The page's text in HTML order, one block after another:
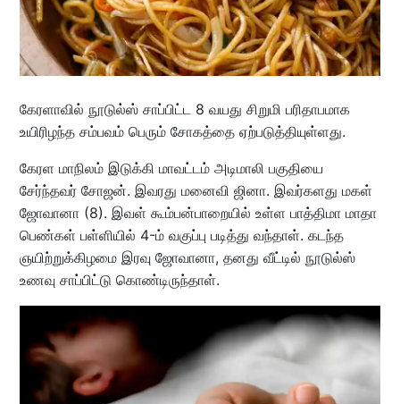
கேரளாவில் நூடுல்ஸ் சாப்பிட்ட 8 வயது சிறுமி பரிதாபமாக
உயிரிழந்த சம்பவம் பெரும் சோகத்தை ஏற்படுத்தியுள்ளது.
கேரள மாநிலம் இடுக்கி மாவட்டம் அடிமாலி பகுதியை
சேர்ந்தவர் சோஜன். இவரது மனைவி ஜினா. இவர்களது மகள்
ஜோவானா (8). இவள் கூம்பன்பாறையில் உள்ள பாத்திமா மாதா
பெண்கள் பள்ளியில் 4-ம் வகுப்பு படித்து வந்தாள். கடந்த
ஞயிற்றுக்கிழமை இரவு ஜோவானா, தனது வீட்டில் நூடுல்ஸ்
உணவு சாப்பிட்டு கொண்டிருந்தாள்.